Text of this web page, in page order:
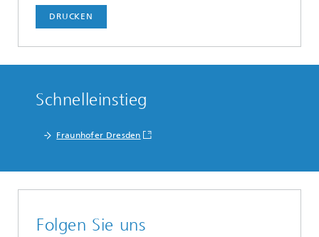
DRUCKEN
Schnelleinstieg
Fraunhofer Dresden
Folgen Sie uns